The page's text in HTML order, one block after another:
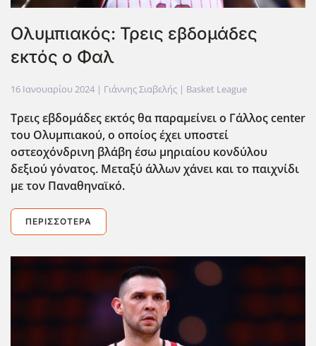
Ολυμπιακός: Τρεις εβδομάδες
εκτός ο Φαλ
16 Ιανουαρίου 2024 | Γιάννης Σιαβελής | Basket League
Τρεις εβδομάδες εκτός θα παραμείνει ο Γάλλος center
του Ολυμπιακού, ο οποίος έχει υποστεί
οστεοχόνδρινη βλάβη έσω μηριαίου κονδύλου
δεξιού γόνατος. Μεταξύ άλλων χάνει και το παιχνίδι
με τον Παναθηναϊκό.
ΠΕΡΙΣΣΌΤΕΡΑ